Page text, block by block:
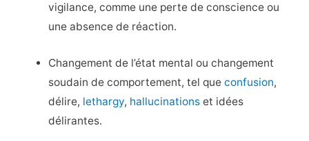
vigilance, comme une perte de conscience ou
une absence de réaction.
Changement de l’état mental ou changement
soudain de comportement, tel queconfusion,
délire, lethargy, hallucinations et idées
délirantes.